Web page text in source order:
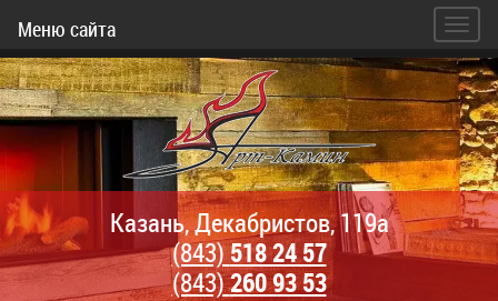
Меню сайта
Казань, Декабристов, 119а
(843)518 24 57
(843)260 93 53